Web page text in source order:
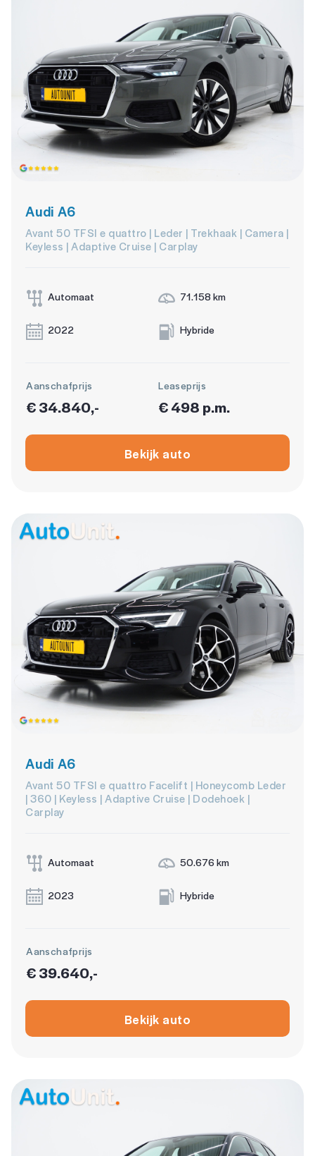
Audi A6
Avant 50 TFSI e quattro | Leder | Trekhaak | Camera |
Keyless | Adaptive Cruise | Carplay
Automaat 71.158 km
2022 Hybride
Aanschafprijs
€ 34.840,-
Leaseprijs
€ 498 p.m.
Bekijk auto
Audi A6
Avant 50 TFSI e quattro Facelift | Honeycomb Leder
| 360 | Keyless | Adaptive Cruise | Dodehoek |
Carplay
Automaat 50.676 km
2023 Hybride
Aanschafprijs
€ 39.640,-
Bekijk auto